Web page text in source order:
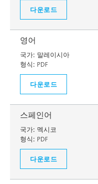
다운로드
영어
국가: 말레이시아
형식: PDF
다운로드
스페인어
국가: 멕시코
형식: PDF
다운로드